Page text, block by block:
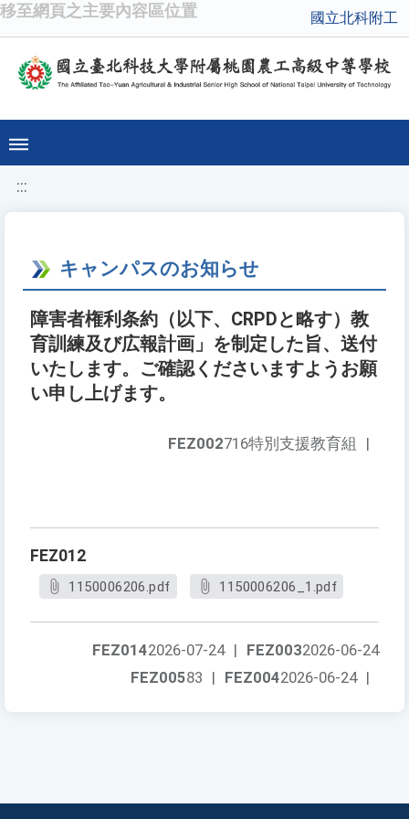
移至網頁之主要內容區位置 國立北科附工
:::
キャンパスのお知らせ
障害者権利条約（以下、CRPDと略す）教
育訓練及び広報計画」を制定した旨、送付
いたします。ご確認くださいますようお願
い申し上げます。
FEZ002716特別支援教育組 |
FEZ012
1150006206.pdf 1150006206_1.pdf
FEZ0032026-06-24
FEZ0142026-07-24 |
FEZ0042026-06-24 |
FEZ00583 |